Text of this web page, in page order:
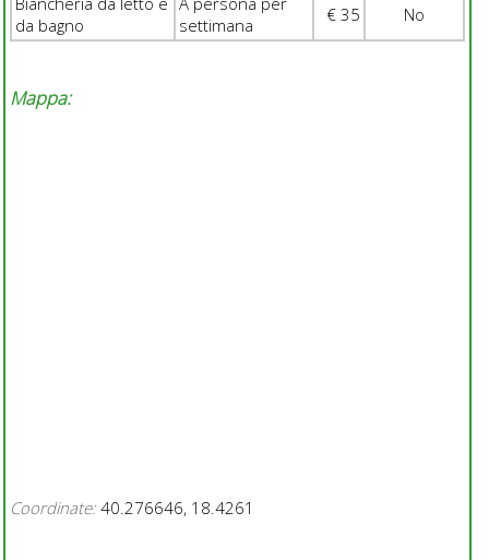
da bagno
settimana
€ 35 No
Mappa:
Coordinate: 40.276646, 18.4261